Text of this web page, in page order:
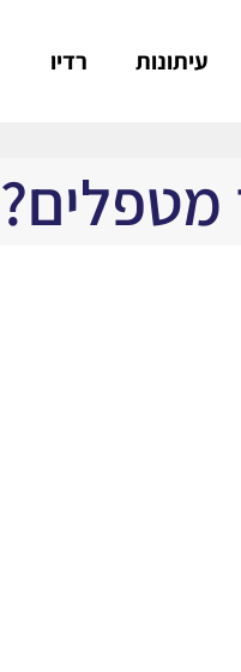
עיתונות רדיו
מטפלים?